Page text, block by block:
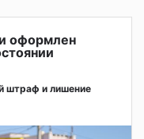
оформлен
штраф и лишение